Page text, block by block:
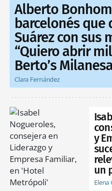
Alberto
barcelonés que
Suárez con sus
“Quiero abrir
Berto’s
Clara Fernández
y
un
Elena